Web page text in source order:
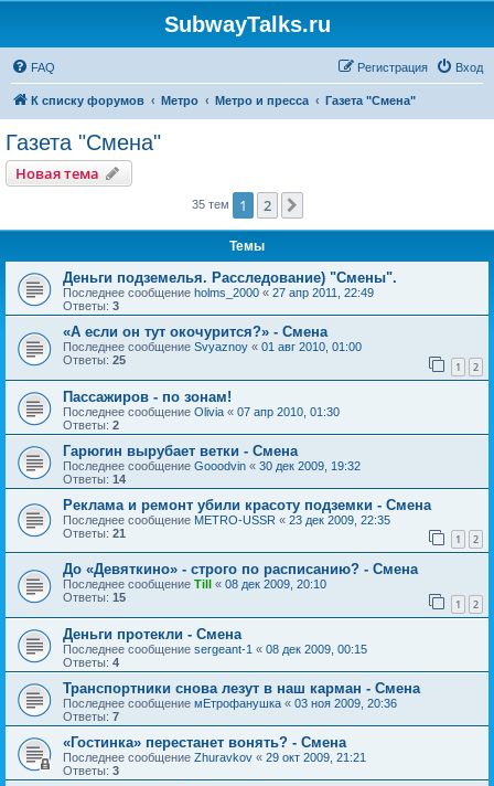
SubwayTalks.ru
FAQ Вход
Регистрация
К списку форумов Метро Метро и пресса Газета "Смена"
Газета "Смена"
Новая тема
35 тем 1 2
Темы
Деньги подземелья. Расследование) "Смены".
Последнее сообщение holms_2000 « 27 апр 2011, 22:49
Ответы: 3
«А если он тут окочурится?» - Смена
Последнее сообщение Svyaznoy « 01 авг 2010, 01:00
Ответы: 25 1 2
Пассажиров - по зонам!
Последнее сообщение Olivia « 07 апр 2010, 01:30
Ответы: 2
Гарюгин вырубает ветки - Смена
Последнее сообщение Gooodvin « 30 дек 2009, 19:32
Ответы: 14
Реклама и ремонт убили красоту подземки - Смена
Последнее сообщение METRO-USSR « 23 дек 2009, 22:35
Ответы: 21 1 2
До «Девяткино» - строго по расписанию? - Смена
Последнее сообщение Till « 08 дек 2009, 20:10
Ответы: 15 1 2
Деньги протекли - Смена
Последнее сообщение sergeant-1 « 08 дек 2009, 00:15
Ответы: 4
Транспортники снова лезут в наш карман - Смена
Последнее сообщение мЕтрофанушка « 03 ноя 2009, 20:36
Ответы: 7
«Гостинка» перестанет вонять? - Смена
Последнее сообщение Zhuravkov « 29 окт 2009, 21:21
Ответы: 3